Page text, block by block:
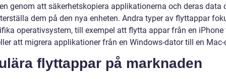
genom att säkerhetskopiera applikationerna och deras data
dem på den nya enheten. Andra typer av flyttappar
operativsystem, till exempel att flytta appar från en iPhone
att migrera applikationer från en Windows-dator till en Mac-
flyttappar på marknaden